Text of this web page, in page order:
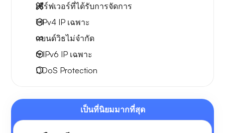
เซิร์ฟเวอร์ที่ได้รับการจัดการ
1 IPv4 IP เฉพาะ
แบนด์วิธไม่จำกัด
6 IPv6 IP เฉพาะ
DDoS Protection
เป็นที่นิยมมากที่สุด